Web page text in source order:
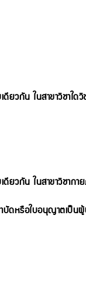
กัน ในสาขาวิชาใดวิ
วกัน ในสาขาวิชากา
ดหรือใบอนุญาตเป็น